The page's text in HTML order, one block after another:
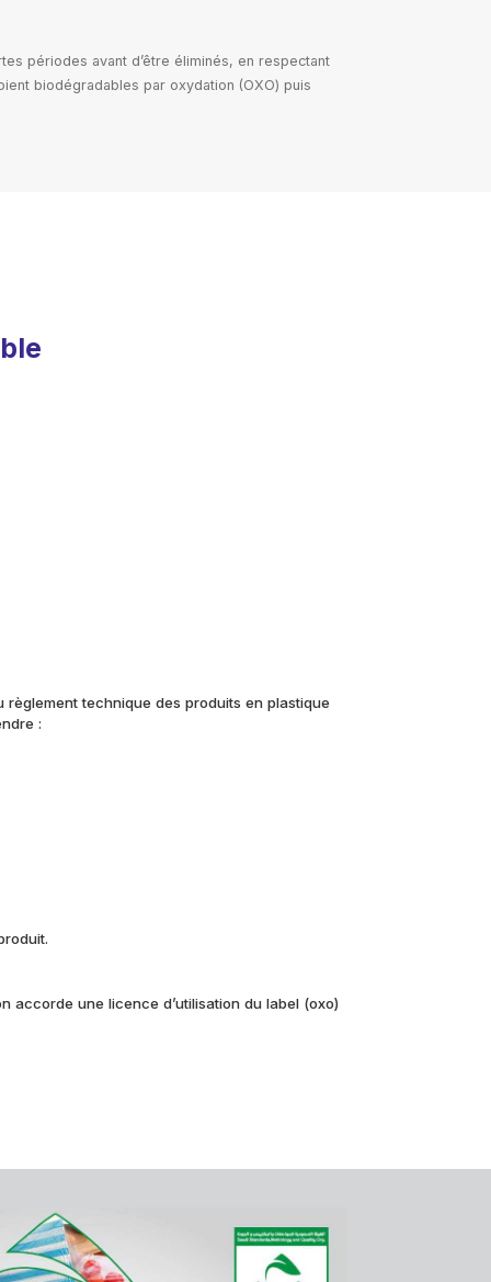
périodes avant d’être éliminés, en respectant
biodégradables par oxydation (OXO) puis
technique des produits en plastique
:
accorde une licence d’utilisation du label (oxo)